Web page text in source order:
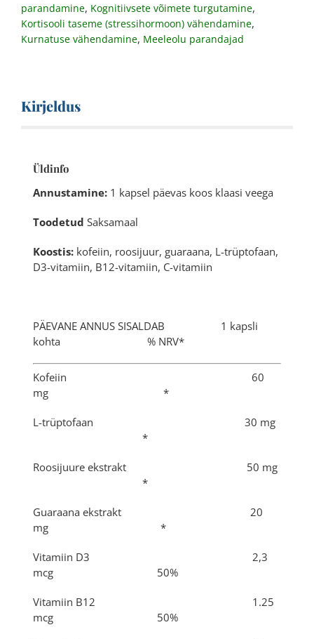
parandamine, Kognitiivsete võimete turgutamine,
Kortisooli taseme (stressihormoon) vähendamine,
Kurnatuse vähendamine, Meeleolu parandajad
Kirjeldus
Üldinfo
Annustamine:1 kapsel päevas koos klaasi veega
Toodetud Saksamaal
Koostis:kofeiin, roosijuur, guaraana, L-trüptofaan,
D3-vitamiin, B12-vitamiin, C-vitamiin
PÄEVANE ANNUS SISALDAB 1 kapsli
kohta % NRV*
Kofeiin 60
mg *
L-trüptofaan 30 mg
*
Roosijuure ekstrakt 50 mg
*
Guaraana ekstrakt 20
mg *
Vitamiin D3 2,3
mcg 50%
Vitamiin B12 1.25
mcg 50%